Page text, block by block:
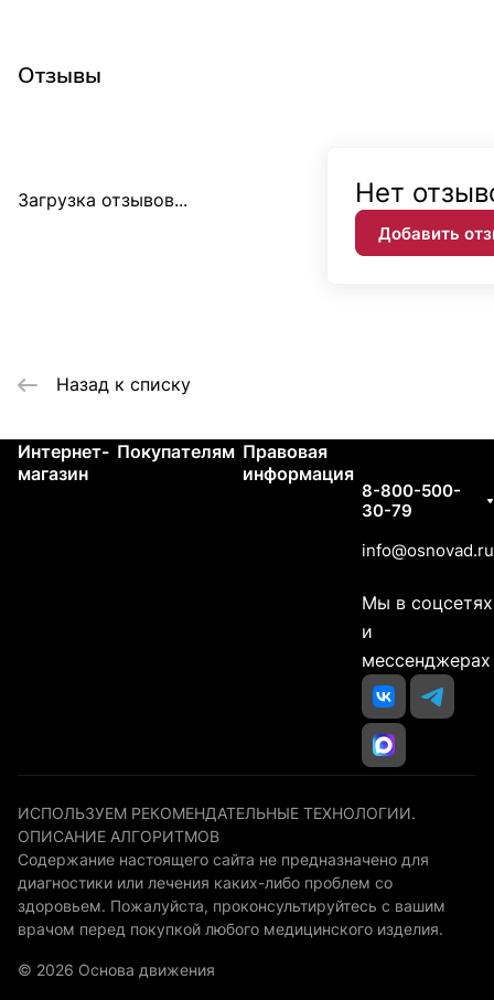
Отзывы
Загрузка отзывов... Нет
Добавить
Назад к списку
Интернет-
магазин
Покупателям Правовая
информация
8-800-500-
30-79
info@osnovad.ru
Мы в соцсетях
и
мессенджерах
ИСПОЛЬЗУЕМ РЕКОМЕНДАТЕЛЬНЫЕ ТЕХНОЛОГИИ.
ОПИСАНИЕ АЛГОРИТМОВ
Содержание настоящего сайта не предназначено для
диагностики или лечения каких-либо проблем со
здоровьем. Пожалуйста, проконсультируйтесь с вашим
врачом перед покупкой любого медицинского изделия.
© 2026 Основа движения